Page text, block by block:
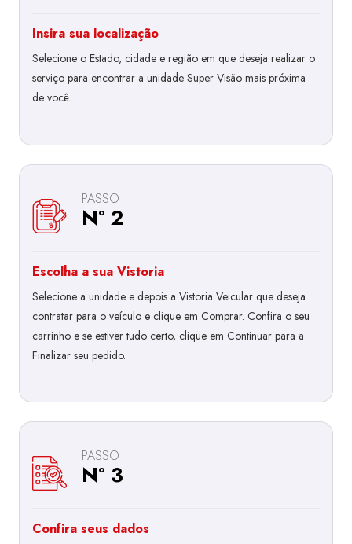
Insira sua localização
Selecione o Estado, cidade e região em que deseja realizar o
serviço para encontrar a unidade Super Visão mais próxima
de você.
PASSO
Nº 2
Escolha a sua Vistoria
Selecione a unidade e depois a Vistoria Veicular que deseja
contratar para o veículo e clique em Comprar. Confira o seu
carrinho e se estiver tudo certo, clique em Continuar para a
Finalizar seu pedido.
PASSO
Nº 3
Confira seus dados